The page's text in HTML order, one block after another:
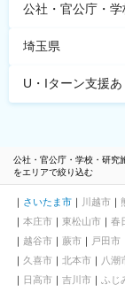
公社・官公庁・
埼玉県
U・Iターン支援あ
公社・官公庁・学校・研究
をエリアで絞り込む
さいたま市 川越市
本庄市
東松山市 春
越谷市
蕨市 戸田市
久喜市
北本市 八潮
日高市
吉川市 ふじ